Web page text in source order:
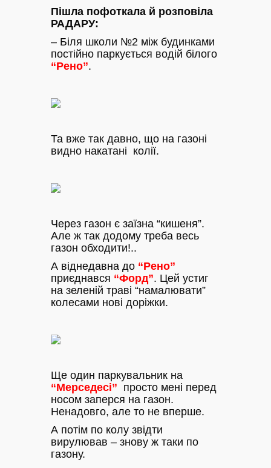
Пішла пофоткала й розповіла
РАДАРУ:
– Біля школи №2 між будинками
постійно паркується водій білого
“Рено”.
Та вже так давно, що на газоні
видно накатані колії.
Через газон є заїзна “кишеня”.
Але ж так додому треба весь
газон обходити!..
А віднедавна до “Рено”
приєднався “Форд”. Цей устиг
на зеленій траві “намалювати”
колесами нові доріжки.
Ще один паркувальник на
“Мерседесі” просто мені перед
носом заперся на газон.
Ненадовго, але то не вперше.
А потім по колу звідти
вирулював – знову ж таки по
газону.